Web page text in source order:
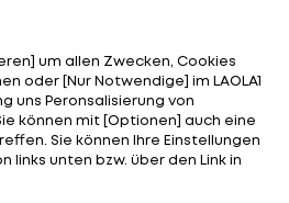
achten Rang. Damit belegt
Platz in der
der Serie ist
Esteban Ocon. Dahinter
aus den Niederlanden. Der
am zweiten Juli-
um allen Zwecken, Cookies
oder [Nur Notwendige] im LAOLA1
uns Peronsalisierung von
können mit [Optionen] auch eine
Sie können Ihre Einstellungen
links unten bzw. über den Link in